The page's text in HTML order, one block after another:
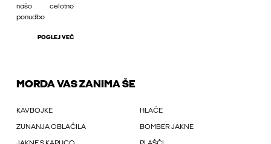
našo celotno
ponudbo
POGLEJ VEČ
MORDA VAS ZANIMA ŠE
KAVBOJKE HLAČE
ZUNANJA OBLAČILA BOMBER JAKNE